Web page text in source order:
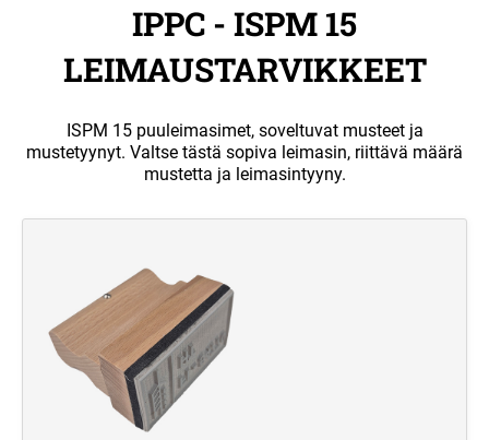
PROFESSIONAL NUMEROINTILEIMASIMET
PRINTY NUMEROLEIMASIMET
TRODAT CLASSIC
PÄIVÄMÄÄRÄLEIMASIMET
PUUVARTISET KUMILEIMASIMET
VALMIIT LEIMASIMET
TAPAHTUMALEIMASIMET
TASKULEIMASIMET
TILIÖINTILEIMASIMET
LEIMASINKYNÄT
VAIHTOMUSTETYYNYT PRINTY
LEIMASINTYYNYT TRODAT PROFESSIONAL
LEIMASIMIIN
VAIHTOMUSTETYYNYT COLOP
LEIMASIMIIN
TYPOMATIC TARVIKKEET
PRINTY TYPOMATIC
PROFESSIONAL TYPOMATIC
ERIKOISMUSTEET
VALMIIT LEIMASIMET
VALMIIT LEIMASIMET
PRINTY 4912 KAKSIVÄRISET
HARRASTELEIMASIMET
MONIVÄRILEIMASIMET
IPPC - ISPM 15
LEIMAUSTARVIKKEET
ISPM 15 puuleimasimet, soveltuvat musteet ja
mustetyynyt. Valtse tästä sopiva leimasin, riittävä määrä
mustetta ja leimasintyyny.